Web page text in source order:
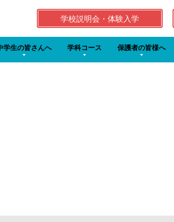
学校説明会・体験入学
学生の皆さんへ 学科コース 保護者の皆様へ